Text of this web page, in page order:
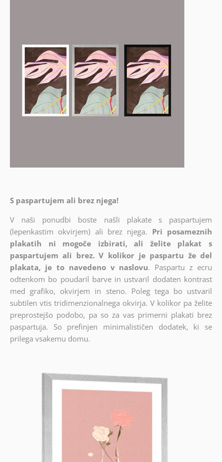
S paspartujem ali brez njega!
V naši ponudbi boste našli plakate s paspartujem
(lepenkastim okvirjem) ali brez njega. Pri posameznih
plakatih ni mogoče izbirati, ali želite plakat s
paspartujem ali brez. V kolikor je paspartu že del
plakata, je to navedeno v naslovu. Paspartu z ecru
odtenkom bo poudaril barve in ustvaril dodaten kontrast
med grafiko, okvirjem in steno. Poleg tega bo ustvaril
subtilen vtis tridimenzionalnega okvirja. V kolikor pa želite
preprostejšo podobo, pa so za vas primerni plakati brez
paspartuja. So prefinjen minimalističen dodatek, ki se
prilega vsakemu domu.